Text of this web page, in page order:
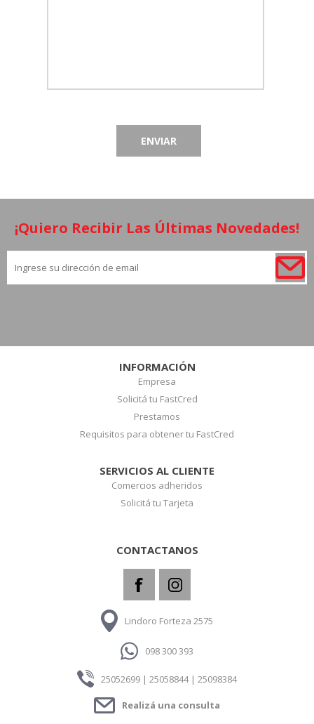
¡Quiero Recibir Las Últimas Novedades!
INFORMACIÓN
Empresa
Solicitá tu FastCred
Prestamos
Requisitos para obtener tu FastCred
SERVICIOS AL CLIENTE
Comercios adheridos
Solicitá tu Tarjeta
CONTACTANOS
Lindoro Forteza 2575
098 300 393
25052699 | 25058844 | 25098384
Realizá una consulta